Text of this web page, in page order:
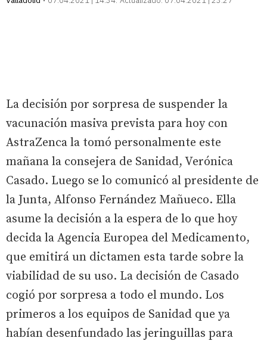
La decisión por sorpresa de suspender la
vacunación masiva prevista para hoy con
AstraZenca la tomó personalmente este
mañana la consejera de Sanidad, Verónica
Casado. Luego se lo comunicó al presidente de
la Junta, Alfonso Fernández Mañueco. Ella
asume la decisión a la espera de lo que hoy
decida la Agencia Europea del Medicamento,
que emitirá un dictamen esta tarde sobre la
viabilidad de su uso. La decisión de Casado
cogió por sorpresa a todo el mundo. Los
primeros a los equipos de Sanidad que ya
habían desenfundado las jeringuillas para